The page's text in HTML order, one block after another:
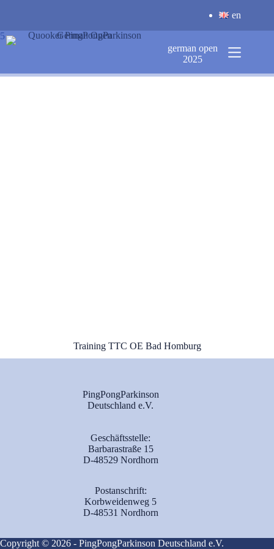
en
german open
2025
5
Training TTC OE Bad Homburg
PingPongParkinson
Deutschland e.V.
Geschäftsstelle:
Barbarastraße 15
D-48529 Nordhorn
Postanschrift:
Korbweidenweg 5
D-48531 Nordhorn
Copyright © 2026 - PingPongParkinson Deutschland e.V.